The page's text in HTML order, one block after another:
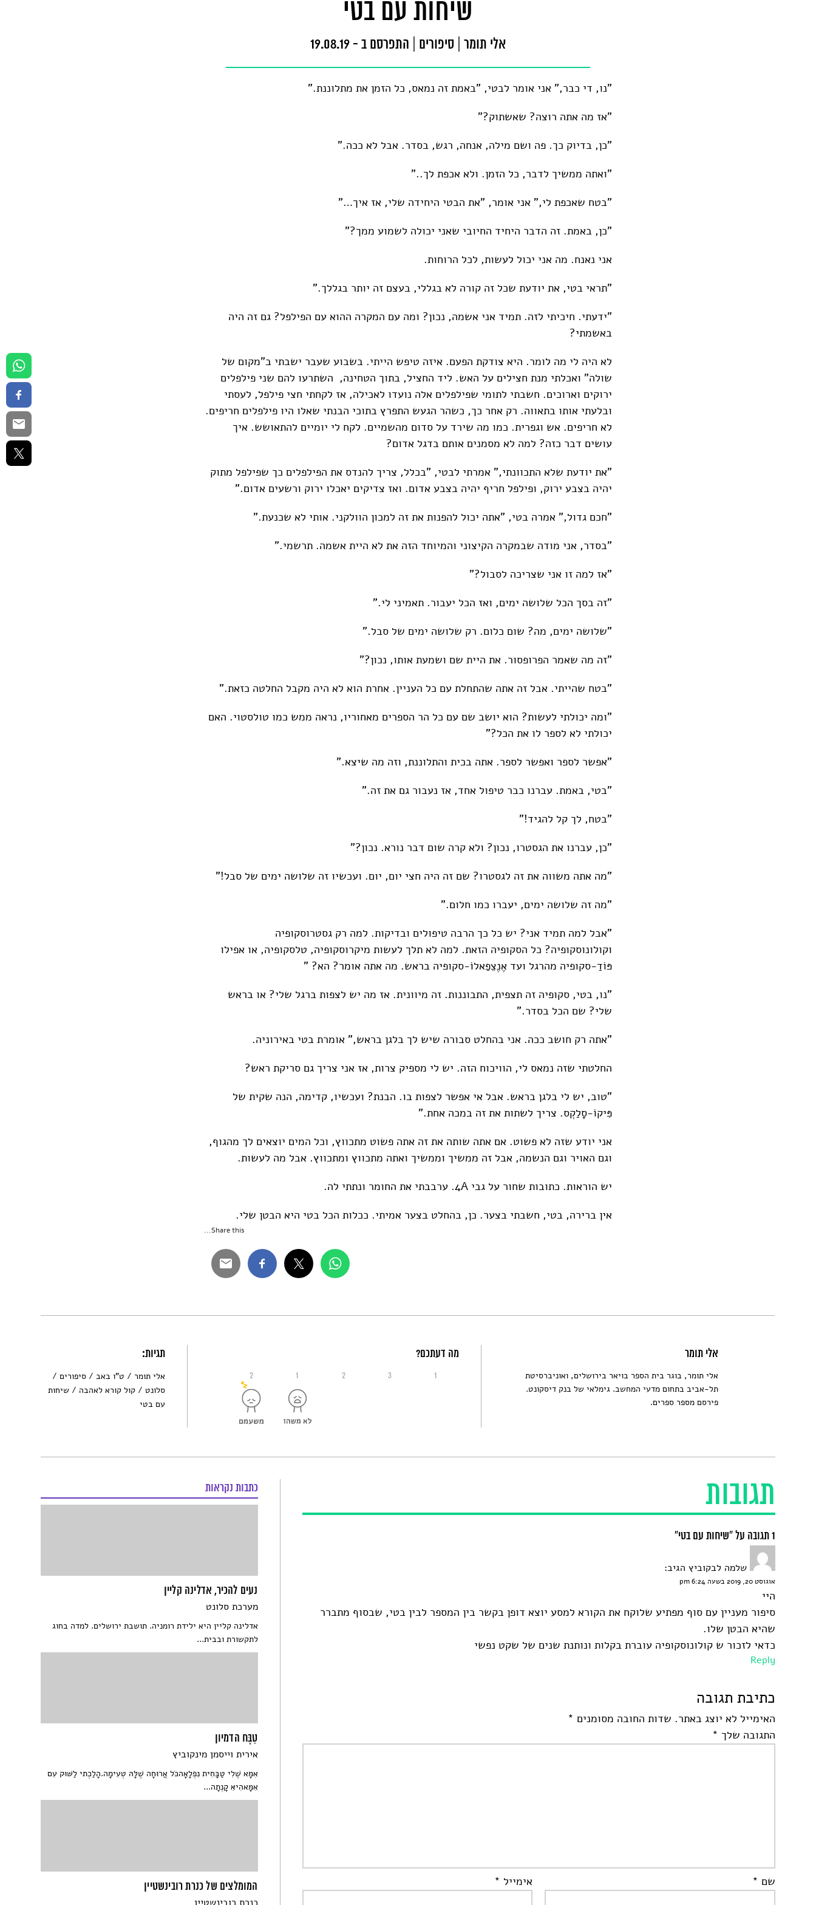
שיחות עם בטי
אלי תומר סיפורים התפרסם ב - 19.08.19
"נו, די כבר," אני אומר לבטי, "באמת זה נמאס, כל הזמן את מתלוננת."
"אז מה אתה רוצה? שאשתוק?"
"כן, בדיוק כך. פה ושם מילה, אנחה, רגש, בסדר. אבל לא ככה."
"ואתה ממשיך לדבר, כל הזמן. ולא אכפת לך.."
"בטח שאכפת לי," אני אומר, "את הבטי היחידה שלי, אז איך…"
"כן, באמת. זה הדבר היחיד החיובי שאני יכולה לשמוע ממך?"
אני נאנח. מה אני יכול לעשות, לכל הרוחות.
"תראי בטי, את יודעת שכל זה קורה לא בגללי, בעצם זה יותר בגללך."
"ידעתי. חיכיתי לזה. תמיד אני אשמה, נכון? ומה עם המקרה ההוא עם הפילפל? גם זה היה
באשמתי?
לא היה לי מה לומר. היא צודקת הפעם. איזה טיפש הייתי. בשבוע שעבר ישבתי ב"מקום של
שולה" ואכלתי מנת חצילים על האש. ליד החציל, בתוך הטחינה, השתרעו להם שני פילפלים
ירוקים וארוכים. חשבתי לתומי שפילפלים אלה נועדו לאכילה, אז לקחתי חצי פילפל, לעסתי
ובלעתי אותו בתאווה. רק אחר כך, כשהר הגעש התפרץ בתוכי הבנתי שאלו היו פילפלים חריפים.
לא חריפים. אש וגפרית. כמו מה שירד על סדום מהשמיים. לקח לי יומיים להתאושש. איך
עושים דבר כזה? למה לא מסמנים אותם בדגל אדום?
"את יודעת שלא התכוונתי," אמרתי לבטי, "בכלל, צריך להנדס את הפילפלים כך שפילפל מתוק
יהיה בצבע ירוק, ופילפל חריף יהיה בצבע אדום. ואז צדיקים יאכלו ירוק ורשעים אדום."
"חכם גדול," אמרה בטי, "אתה יכול להפנות את זה למכון הוולקני. אותי לא שכנעת."
"בסדר, אני מודה שבמקרה הקיצוני והמיוחד הזה את לא היית אשמה. תרשמי."
"אז למה זו אני שצריכה לסבול?"
"זה בסך הכל שלושה ימים, ואז הכל יעבור. תאמיני לי."
"שלושה ימים, מה? שום כלום. רק שלושה ימים של סבל."
"זה מה שאמר הפרופסור. את היית שם ושמעת אותו, נכון?"
"בטח שהייתי. אבל זה אתה שהתחלת עם כל העניין. אחרת הוא לא היה מקבל החלטה כזאת."
"ומה יכולתי לעשות? הוא יושב שם עם כל הר הספרים מאחוריו, נראה ממש כמו טולסטוי. האם
יכולתי לא לספר לו את הכל?"
"אפשר לספר ואפשר לספר. אתה בכית והתלוננת, וזה מה שיצא."
"בטי, באמת. עברנו כבר טיפול אחד, אז נעבור גם את זה."
"בטח, לך קל להגיד!"
"כן, עברנו את הגסטרו, נכון? ולא קרה שום דבר נורא. נכון?"
"מה אתה משווה את זה לגסטרו? שם זה היה חצי יום, יום. ועכשיו זה שלושה ימים של סבל!"
"מה זה שלושה ימים, יעברו כמו חלום."
"אבל למה תמיד אני? יש כל כך הרבה טיפולים ובדיקות. למה רק גסטרוסקופיה
וקולונוסקופיה? כל הסקופיה הזאת. למה לא תלך לעשות מיקרוסקופיה, טלסקופיה, או אפילו
פּוֹדַ-סקופיה מהרגל ועד אֶנֶצֵפַאלוֹ-סקופיה בראש. מה אתה אומר? הא? "
"נו, בטי, סקופיה זה תצפית, התבוננות. זה מיוונית. אז מה יש לצפות ברגל שלי? או בראש
שלי? שם הכל בסדר."
"אתה רק חושב ככה. אני בהחלט סבורה שיש לך בלגן בראש," אומרת בטי באירוניה.
החלטתי שזה נמאס לי, הוויכוח הזה. יש לי מספיק צרות, אז אני צריך גם סריקת ראש?
"טוב, יש לי בלגן בראש. אבל אי אפשר לצפות בו. הבנת? ועכשיו, קדימה, הנה שקית של
פִּיקוֹ-סָלַקְס. צריך לשתות את זה במכה אחת."
אני יודע שזה לא פשוט. אם אתה שותה את זה אתה פשוט מתכווץ, וכל המים יוצאים לך מהגוף,
וגם האויר וגם הנשמה, אבל זה ממשיך וממשיך ואתה מתכווץ ומתכווץ. אבל מה לעשות.
יש הוראות. כתובות שחור על גבי 4A. ערבבתי את החומר ונתתי לה.
אין ברירה, בטי, חשבתי בצער. כן, בהחלט בצער אמיתי. ככלות הכל בטי היא הבטן שלי.
Share this...
אלי תומר
אלי תומר, בוגר בית הספר בויאר בירושלים, ואוניברסיטת
תל-אביב בתחום מדעי המחשב. גימלאי של בנק דיסקונט.
פירסם מספר ספרים.
מה דעתכם?
2 1 2 3 1
תגיות:
אלי תומר ט"ו באב
סיפורים
סלונט
קול קורא לאהבה
שיחות
עם בטי
תגובות
1 תגובה על “שיחות עם בטי”
שלמה לבקוביץ הגיב:
אוגוסט 20, 2019 בשעה 6:24 pm
היי
סיפור מעניין עם סוף מפתיע שלוקח את הקורא למסע יוצא דופן בקשר בין המספר לבין בטי, שבסוף מתברר
שהיא הבטן שלו.
כדאי לזכור ש קולונוסקופיה עוברת בקלות ונותנת שנים של שקט נפשי
Reply
כתיבת תגובה
האימייל לא יוצג באתר. שדות החובה מסומנים *
התגובה שלך *
שם * אימייל *
כתבות נקראות
נעים להכיר, אדלינה קליין
מערכת סלונט
אדלינה קליין היא ילידת רומניה. תושבת ירושלים. למדה בחוג
לתקשורת ובבית...
טַבָּח הדמיון
אירית וייסמן מינקוביץ
אִמָּא שֶׁלִי טַבָּחִית נִפְלָאָהכֹּל אֲרוּחָה שֶׁלָּהּ טְעִימָה.הָלַכְתי לַשּׁוּק עִם
אִמָּאהִיאִּ קָנְתָה...
המומלצים של כנרת רובינשטיין